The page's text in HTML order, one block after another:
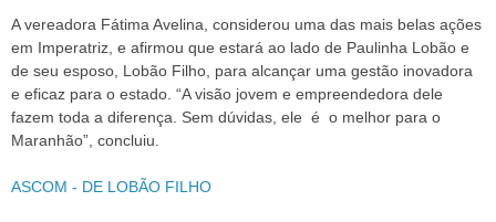
A vereadora Fátima Avelina, considerou uma das mais belas ações
em Imperatriz, e afirmou que estará ao lado de Paulinha Lobão e
de seu esposo, Lobão Filho, para alcançar uma gestão inovadora
e eficaz para o estado. “A visão jovem e empreendedora dele
fazem toda a diferença. Sem dúvidas, ele é o melhor para o
Maranhão”, concluiu.
ASCOM - DE LOBÃO FILHO